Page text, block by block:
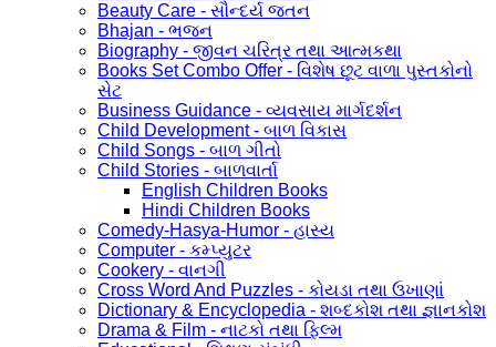
Beauty Care - સૌન્દર્ય જતન
Bhajan - ભજન
Biography - જીવન ચરિત્ર તથા આત્મકથા
Books Set Combo Offer - વિશેષ છૂટ વાળા પુસ્તકોનો
સેટ
Business Guidance - વ્યવસાય માર્ગદર્શન
Child Development - બાળ વિકાસ
Child Songs - બાળ ગીતો
Child Stories - બાળવાર્તા
English Children Books
Hindi Children Books
Comedy-Hasya-Humor - હાસ્ય
Computer - કમ્પ્યુટર
Cookery - વાનગી
Cross Word And Puzzles - કોયડા તથા ઉખાણાં
Dictionary & Encyclopedia - શબ્દકોશ તથા જ્ઞાનકોશ
Drama & Film - નાટકો તથા ફિલ્મ